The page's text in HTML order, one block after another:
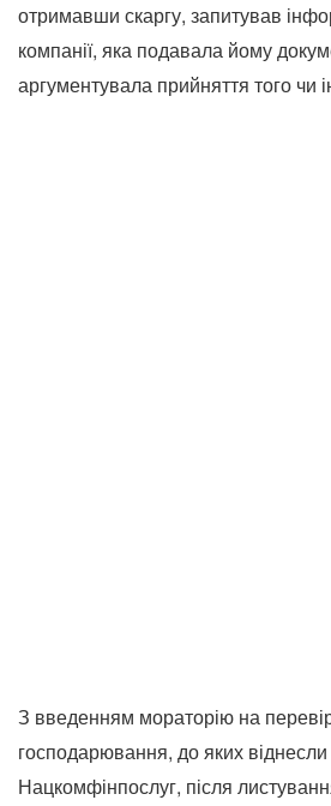
отримавши скаргу, запитував
компанії, яка подавала йому
аргументувала прийняття того чи
З введенням мораторію на
господарювання, до яких віднесли
Нацкомфінпослуг, після